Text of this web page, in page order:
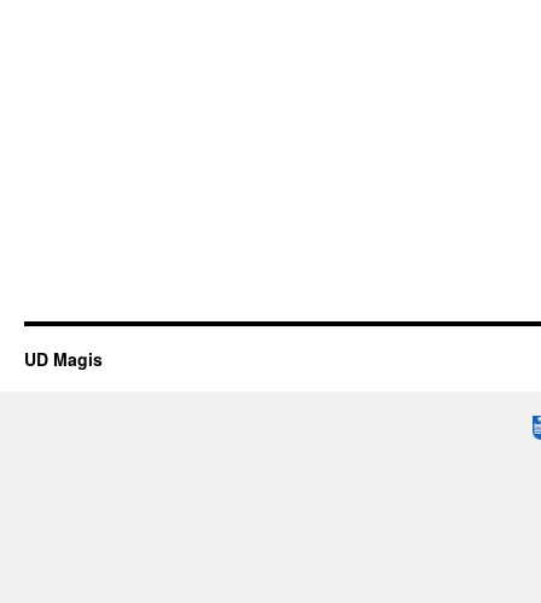
UD Magis